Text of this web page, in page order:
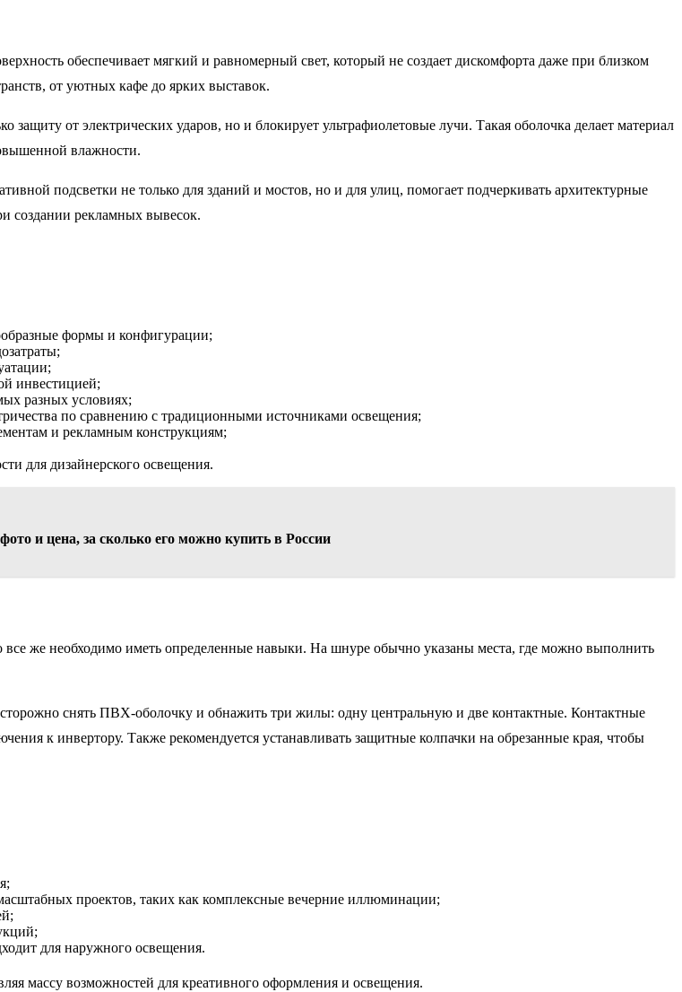
обеспечивает мягкий и равномерный свет, который не создает дискомфорта даже при близком
от уютных кафе до ярких выставок.
от электрических ударов, но и блокирует ультрафиолетовые лучи. Такая оболочка делает материал
влажности.
подсветки не только для зданий и мостов, но и для улиц, помогает подчеркивать архитектурные
создании рекламных вывесок.
формы и конфигурации;
инвестицией;
разных условиях;
по сравнению с традиционными источниками освещения;
и рекламным конструкциям;
для дизайнерского освещения.
и цена, за сколько его можно купить в России
все же необходимо иметь определенные навыки. На шнуре обычно указаны места, где можно выполнить
снять ПВХ-оболочку и обнажить три жилы: одну центральную и две контактные. Контактные
к инвертору. Также рекомендуется устанавливать защитные колпачки на обрезанные края, чтобы
проектов, таких как комплексные вечерние иллюминации;
для наружного освещения.
массу возможностей для креативного оформления и освещения.